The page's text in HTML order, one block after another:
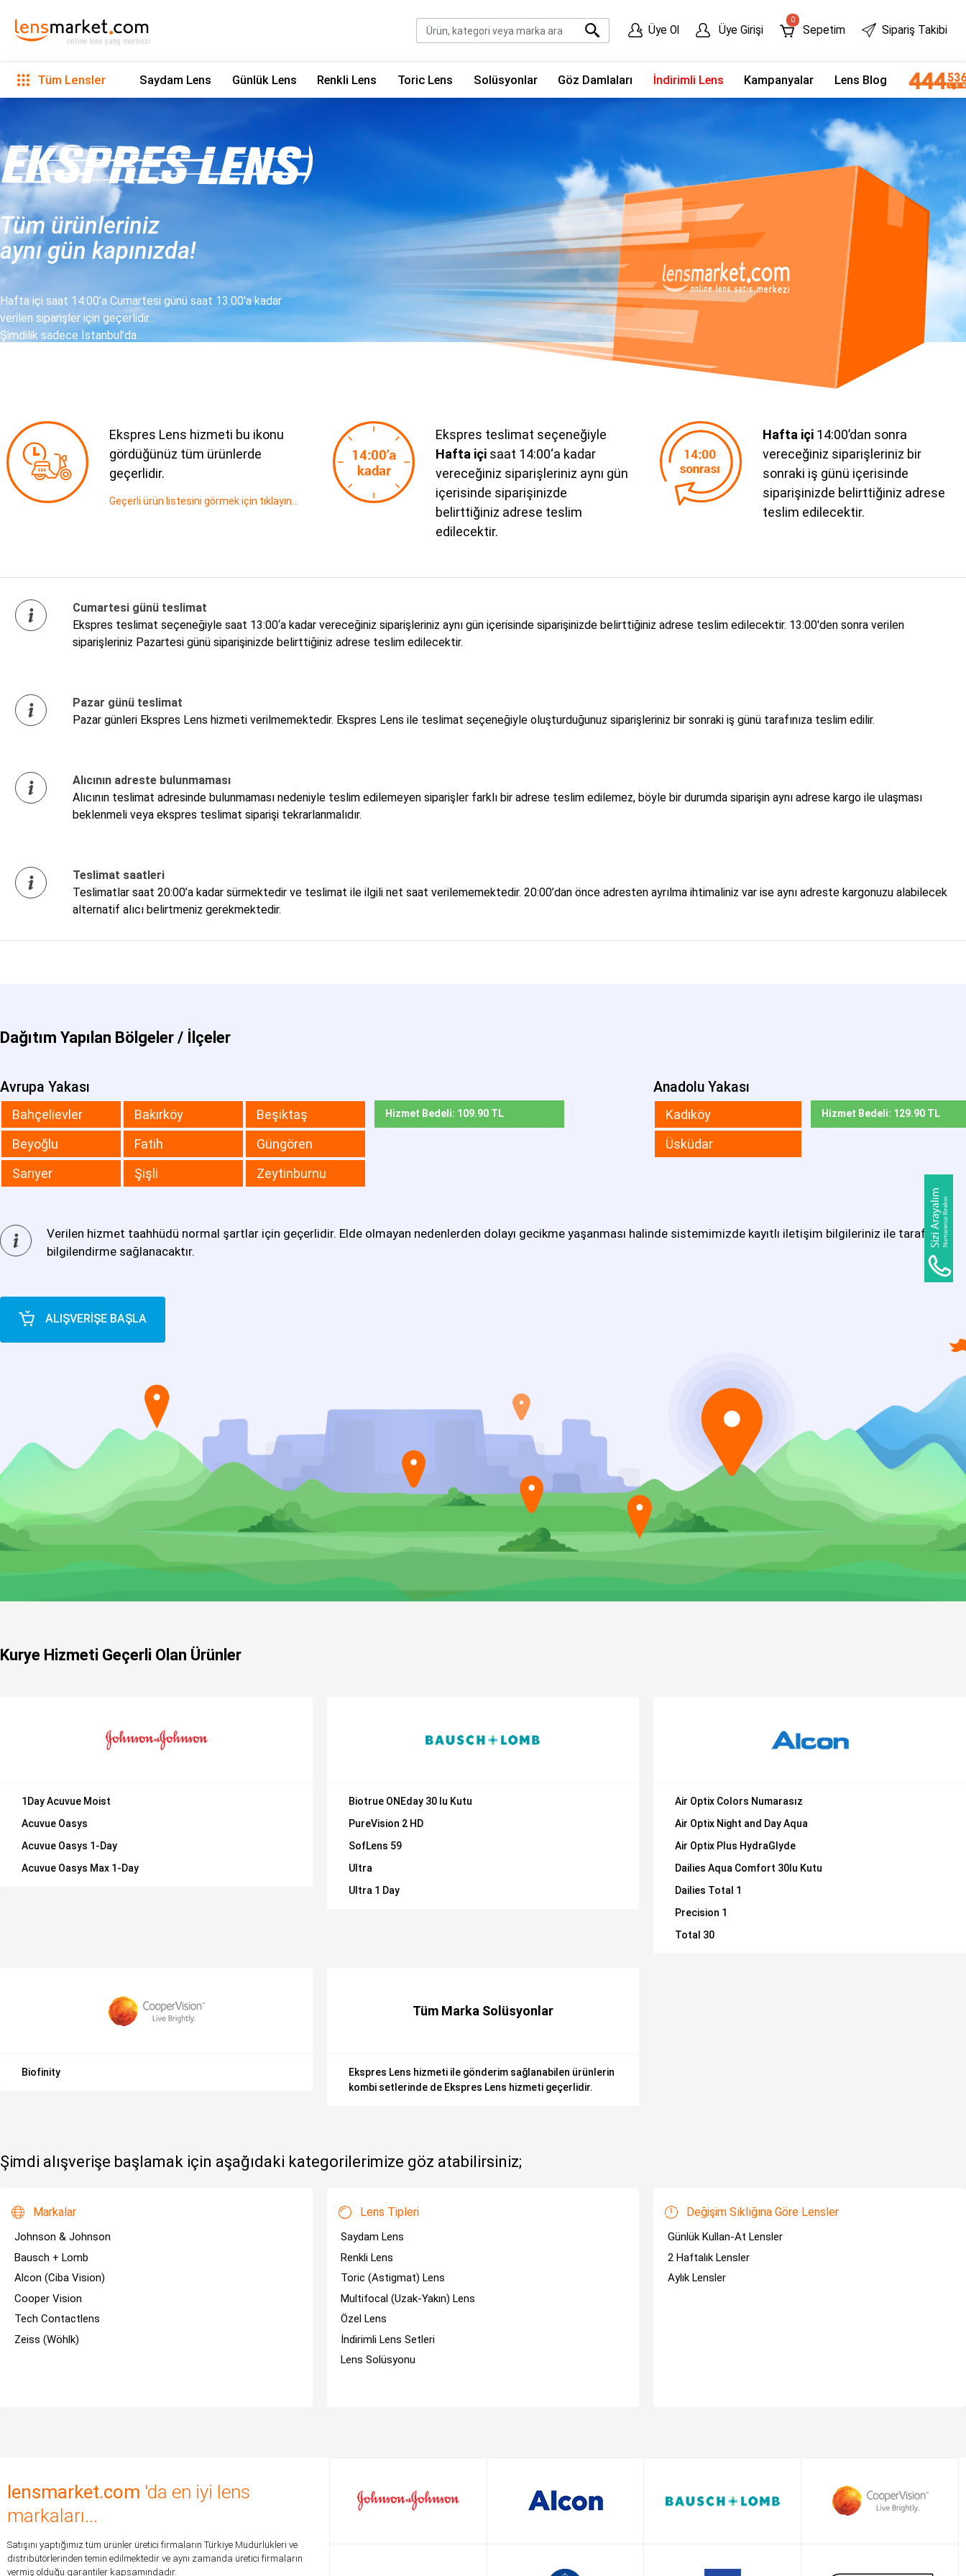
online lens satış merkezi
Üye Ol Üye Girişi
0
Sepetim Sipariş Takibi
Tüm Lensler Saydam Lens Günlük Lens Renkli Lens Toric Lens Solüsyonlar Göz Damlaları İndirimli Lens Kampanyalar Lens Blog
Tüm ürünleriniz
aynı gün kapınızda!
Hafta içi saat 14:00’a Cumartesi günü saat 13:00'a kadar
verilen siparişler için geçerlidir...
Şimdilik sadece İstanbul’da...
Ekspres Lens hizmeti bu ikonu
gördüğünüz tüm ürünlerde
geçerlidir.
Geçerli ürün listesini görmek için tıklayın...
Ekspres teslimat seçeneğiyle
Hafta içi saat 14:00‘a kadar
vereceğiniz siparişleriniz aynı gün
içerisinde siparişinizde
belirttiğiniz adrese teslim
edilecektir.
Hafta içi14:00’dan sonra
vereceğiniz siparişleriniz bir
sonraki iş günü içerisinde
siparişinizde belirttiğiniz adrese
teslim edilecektir.
Cumartesi günü teslimat
Ekspres teslimat seçeneğiyle saat 13:00‘a kadar vereceğiniz siparişleriniz aynı gün içerisinde siparişinizde belirttiğiniz adrese teslim edilecektir. 13:00'den sonra verilen
siparişleriniz Pazartesi günü siparişinizde belirttiğiniz adrese teslim edilecektir.
Pazar günü teslimat
Pazar günleri Ekspres Lens hizmeti verilmemektedir. Ekspres Lens ile teslimat seçeneğiyle oluşturduğunuz siparişleriniz bir sonraki iş günü tarafınıza teslim edilir.
Alıcının adreste bulunmaması
Alıcının teslimat adresinde bulunmaması nedeniyle teslim edilemeyen siparişler farklı bir adrese teslim edilemez, böyle bir durumda siparişin aynı adrese kargo ile ulaşması
beklenmeli veya ekspres teslimat siparişi tekrarlanmalıdır.
Teslimat saatleri
Teslimatlar saat 20:00’a kadar sürmektedir ve teslimat ile ilgili net saat verilememektedir. 20:00’dan önce adresten ayrılma ihtimaliniz var ise aynı adreste kargonuzu alabilecek
alternatif alıcı belirtmeniz gerekmektedir.
Dağıtım Yapılan Bölgeler / İlçeler
Avrupa Yakası
Bahçelievler Bakırköy
Beşiktaş
Beyoğlu
Fatih
Güngören
Sarıyer
Şişli Zeytinburnu
Hizmet Bedeli: 109.90 TL
Anadolu Yakası
Kadıköy
Üsküdar
Hizmet Bedeli: 129.90 TL
Verilen hizmet taahhüdü normal şartlar için geçerlidir. Elde olmayan nedenlerden dolayı gecikme yaşanması halinde sistemimizde kayıtlı iletişim bilgileriniz ile tarafınıza
bilgilendirme sağlanacaktır.
ALIŞVERİŞE BAŞLA
Kurye Hizmeti Geçerli Olan Ürünler
1Day Acuvue Moist
Acuvue Oasys
Acuvue Oasys 1-Day
Acuvue Oasys Max 1-Day
Biotrue ONEday 30 lu Kutu
PureVision 2 HD
SofLens 59
Ultra
Ultra 1 Day
Air Optix Colors Numarasız
Air Optix Night and Day Aqua
Air Optix Plus HydraGlyde
Dailies Aqua Comfort 30lu Kutu
Dailies Total 1
Precision 1
Total 30
Biofinity
Tüm Marka Solüsyonlar
Ekspres Lens hizmeti ile gönderim sağlanabilen ürünlerin
kombi setlerinde de Ekspres Lens hizmeti geçerlidir.
Şimdi alışverişe başlamak için aşağıdaki kategorilerimize göz atabilirsiniz;
Markalar
Johnson & Johnson
Bausch + Lomb
Alcon (Ciba Vision)
Cooper Vision
Tech Contactlens
Zeiss (Wöhlk)
Lens Tipleri
Saydam Lens
Renkli Lens
Toric (Astigmat) Lens
Multifocal (Uzak-Yakın) Lens
Özel Lens
İndirimli Lens Setleri
Lens Solüsyonu
Değişim Sıklığına Göre Lensler
Günlük Kullan-At Lensler
2 Haftalık Lensler
Aylık Lensler
lensmarket.com 'da en iyi lens
markaları...
Satışını yaptığımız tüm ürünler üretici firmaların Türkiye Müdürlükleri ve
distribütörlerinden temin edilmektedir ve aynı zamanda üretici firmaların
vermiş olduğu garantiler kapsamındadır.